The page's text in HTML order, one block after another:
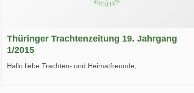
Thüringer Trachtenzeitung 19. Jahrgang
1/2015
Hallo liebe Trachten- und Heimatfreunde,